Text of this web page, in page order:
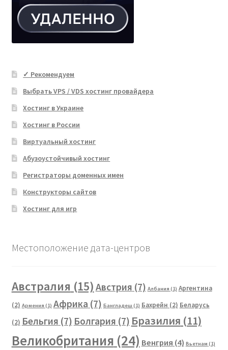
✓ Рекомендуем
Выбрать VPS / VDS хостинг провайдера
Хостинг в Украине
Хостинг в России
Виртуальный хостинг
Абузоустойчивый хостинг
Регистраторы доменных имен
Конструкторы сайтов
Хостинг для игр
Местоположение дата-центров
Австралия (15) Австрия (7) Албания (1) Аргентина
(2) Армения (1) Африка (7) Бангладеш (1) Бахрейн (2) Беларусь
(2) Бельгия (7) Болгария (7) Бразилия (11)
Великобритания (24) Венгрия (4) Вьетнам (1)